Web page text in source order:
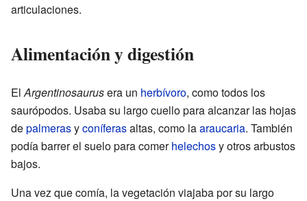
articulaciones.
Alimentación y digestión
ElArgentinosaurusera un herbívoro, como todos los
saurópodos. Usaba su largo cuello para alcanzar las hojas
depalmerasyconíferasaltas, como laaraucaria. También
podía barrer el suelo para comerhelechosy otros arbustos
bajos.
Una vez que comía, la vegetación viajaba por su largo